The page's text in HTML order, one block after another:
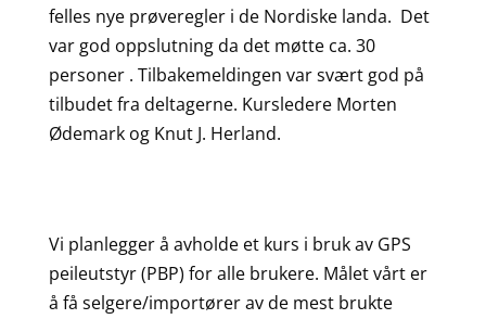
felles nye prøveregler i de Nordiske landa. Det
var god oppslutning da det møtte ca. 30
personer . Tilbakemeldingen var svært god på
tilbudet fra deltagerne. Kursledere Morten
Ødemark og Knut J. Herland.
Vi planlegger å avholde et kurs i bruk av GPS
peileutstyr (PBP) for alle brukere. Målet vårt er
å få selgere/importører av de mest brukte